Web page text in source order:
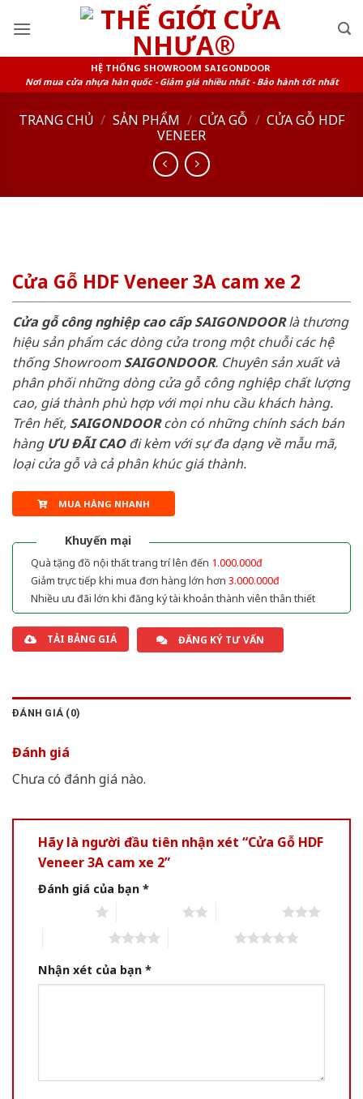
HỆ THỐNG SHOWROOM SAIGONDOOR
Nơi mua cửa nhựa hàn quốc - Giảm giá nhiều nhất - Bảo hành tốt nhất
TRANG CHỦ / SẢN PHẨM / CỬA GỖ / CỬA GỖ HDF
VENEER
Cửa Gỗ HDF Veneer 3A cam xe 2
Cửa gỗ công nghiệp cao cấp SAIGONDOORlà thương
hiệu sản phẩm các dòng cửa trong một chuỗi các hệ
thống ShowroomSAIGONDOOR. Chuyên sản xuất và
phân phối những dòng cửa gỗ công nghiệp chất lượng
cao, giá thành phù hợp với mọi nhu cầu khách hàng.
Trên hết, SAIGONDOORcòn có những chính sách bán
hàng ƯU ĐÃI CAOđi kèm với sự đa dạng về mẫu mã,
loại cửa gỗ và cả phân khúc giá thành.
MUA HÀNG NHANH
Khuyến mại
Quà tặng đồ nội thất trang trí lên đến 1.000.000đ
Giảm trực tiếp khi mua đơn hàng lớn hơn 3.000.000đ
Nhiều ưu đãi lớn khi đăng ký tài khoản thành viên thân thiết
TẢI BẢNG GIÁ ĐĂNG KÝ TƯ VẤN
ĐÁNH GIÁ (0)
Đánh giá
Chưa có đánh giá nào.
Hãy là người đầu tiên nhận xét “Cửa Gỗ HDF
Veneer 3A cam xe 2”
Đánh giá của bạn *
Nhận xét của bạn *